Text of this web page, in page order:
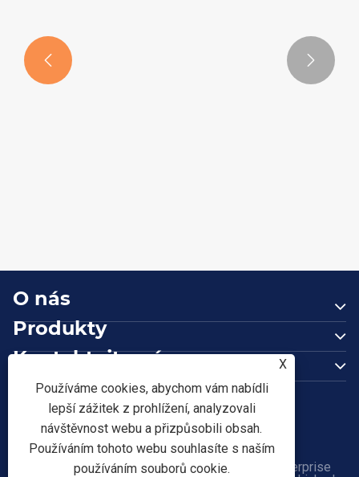
 
O nás
Produkty
Kontaktujte nás
NÁSLEDUJ NÁS
Copyright © 2026 Tianjin Shunchen Hongye Enterprise
X
Používáme cookies, abychom vám nabídli
lepší zážitek z prohlížení, analyzovali
návštěvnost webu a přizpůsobili obsah.
Používáním tohoto webu souhlasíte s naším
používáním souborů cookie.